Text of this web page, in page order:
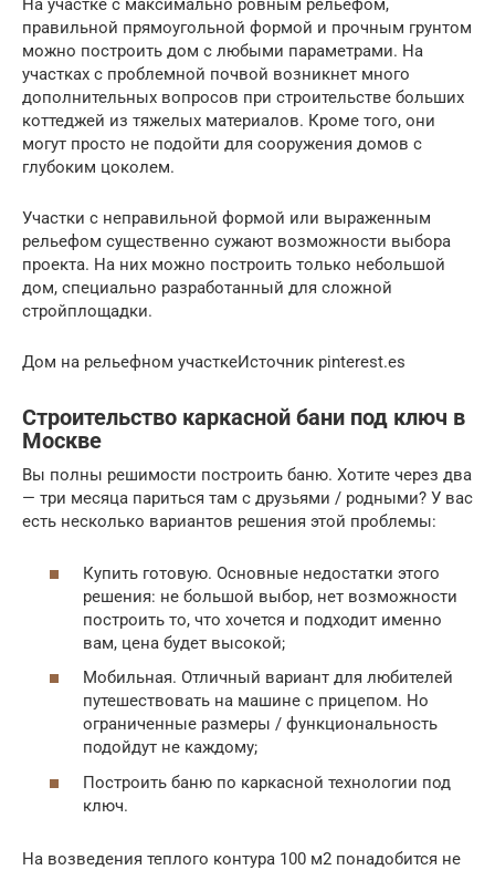
На участке с максимально ровным рельефом,
правильной прямоугольной формой и прочным грунтом
можно построить дом с любыми параметрами. На
участках с проблемной почвой возникнет много
дополнительных вопросов при строительстве больших
коттеджей из тяжелых материалов. Кроме того, они
могут просто не подойти для сооружения домов с
глубоким цоколем.
Участки с неправильной формой или выраженным
рельефом существенно сужают возможности выбора
проекта. На них можно построить только небольшой
дом, специально разработанный для сложной
стройплощадки.
Дом на рельефном участкеИсточник pinterest.es
Строительство каркасной бани под ключ в
Москве
Вы полны решимости построить баню. Хотите через два
— три месяца париться там с друзьями / родными? У вас
есть несколько вариантов решения этой проблемы:
Купить готовую. Основные недостатки этого
решения: не большой выбор, нет возможности
построить то, что хочется и подходит именно
вам, цена будет высокой;
Мобильная. Отличный вариант для любителей
путешествовать на машине с прицепом. Но
ограниченные размеры / функциональность
подойдут не каждому;
Построить баню по каркасной технологии под
ключ.
На возведения теплого контура 100 м2 понадобится не